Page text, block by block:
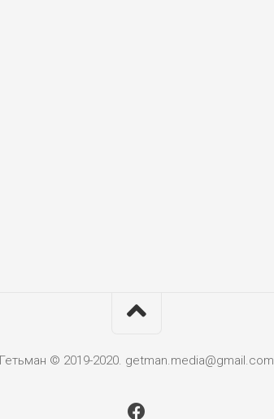
Гетьман © 2019-2020. getman.media@gmail.com